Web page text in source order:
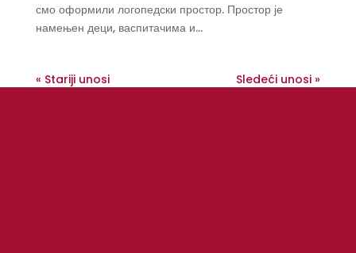
смо оформили логопедски простор. Простор је
намењен деци, васпитачима и...
« Stariji unosi Sledeći unosi »